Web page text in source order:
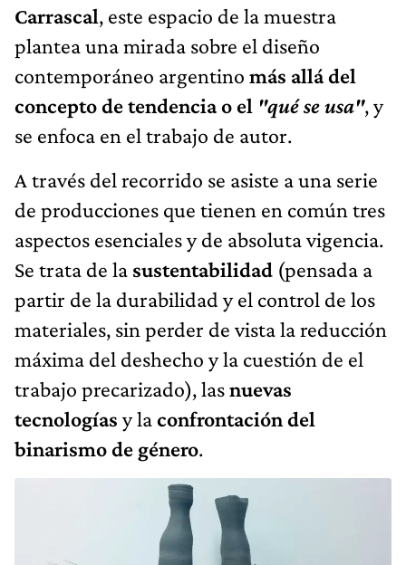
Carrascal, este espacio de la muestra
plantea una mirada sobre el diseño
contemporáneo argentino más allá del
concepto de tendencia o el "qué se usa", y
se enfoca en el trabajo de autor.
A través del recorrido se asiste a una serie
de producciones que tienen en común tres
aspectos esenciales y de absoluta vigencia.
Se trata de la sustentabilidad (pensada a
partir de la durabilidad y el control de los
materiales, sin perder de vista la reducción
máxima del deshecho y la cuestión de el
trabajo precarizado), lasnuevas
tecnologías y laconfrontación del
binarismo de género.